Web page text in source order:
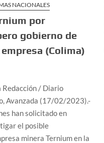
NACIONALES
por
gobierno de
(Colima)
Redacción / Diario
Avanzada (17/02/2023).-
han solicitado en
el posible
minera Ternium en la